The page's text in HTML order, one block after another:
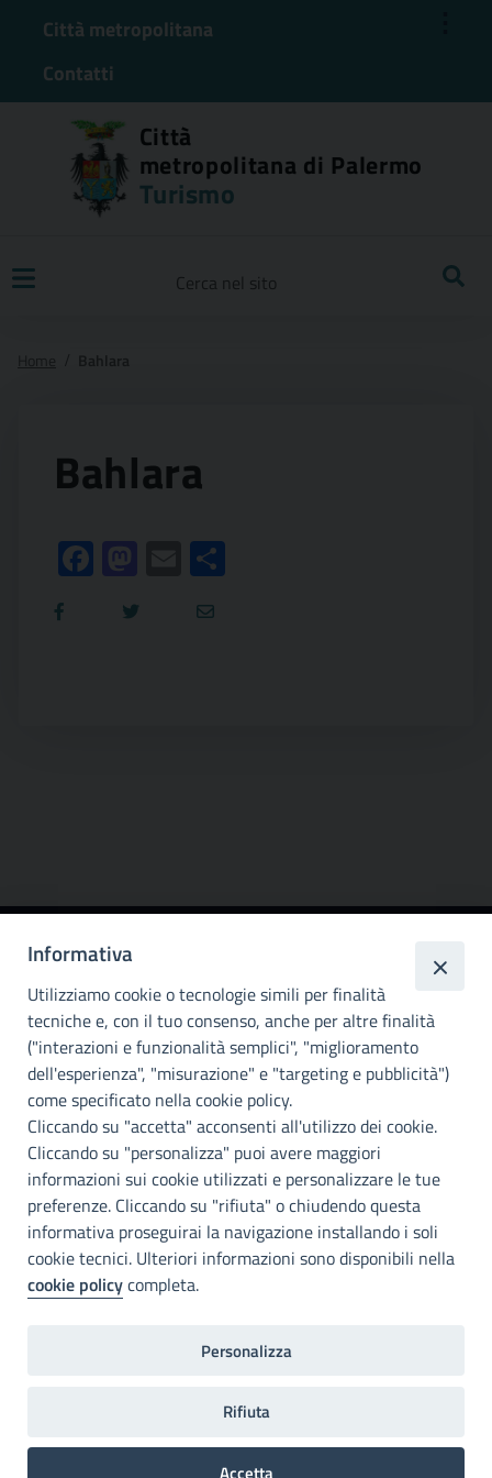
Città metropolitana
Contatti
Città
metropolitana di Palermo
Turismo
Bahlara
Facebook
Mastodon
Email
Città
metropolitana di
Palermo
INFO E CONTATTI
I nostri canali social
Accessibilità
Città Metropolitana di Palermo si impegna a rendere il proprio sito
web accessibile, conformemente al D.lgs. 10 agosto 2018, n°106
che ha recepito la direttiva UE 2016/2102 del Parlamento euopeo e
del Consiglio.
Dichiarazione di accessibilità
Informativa
Utilizziamo cookie o tecnologie simili per finalità
tecniche e, con il tuo consenso, anche per altre finalità
("interazioni e funzionalità semplici", "miglioramento
dell'esperienza", "misurazione" e "targeting e pubblicità")
come specificato nella cookie policy.
Cliccando su "accetta" acconsenti all'utilizzo dei cookie.
Cliccando su "personalizza" puoi avere maggiori
informazioni sui cookie utilizzati e personalizzare le tue
preferenze. Cliccando su "rifiuta" o chiudendo questa
informativa proseguirai la navigazione installando i soli
cookie tecnici. Ulteriori informazioni sono disponibili nella
cookie policycompleta.
Personalizza
Rifiuta